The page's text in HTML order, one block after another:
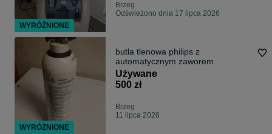
Brzeg
Odświeżono dnia 17 lipca 2026
butla tlenowa philips z
automatycznym zaworem
Używane
500 zł
Brzeg
11 lipca 2026
WYRÓŻNIONE
WYRÓŻNIONE